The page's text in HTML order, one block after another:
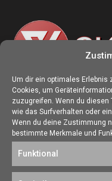
Um dir ein optimales Erlebnis
Cookies, um
zuzugreifen. Wenn du
wie das Surfverhalten oder
Wenn du deine Zustimmung
bestimmte Merkmale und
Funktional
Die Seite skotschir.de
gegründet. Unser Ziel ist